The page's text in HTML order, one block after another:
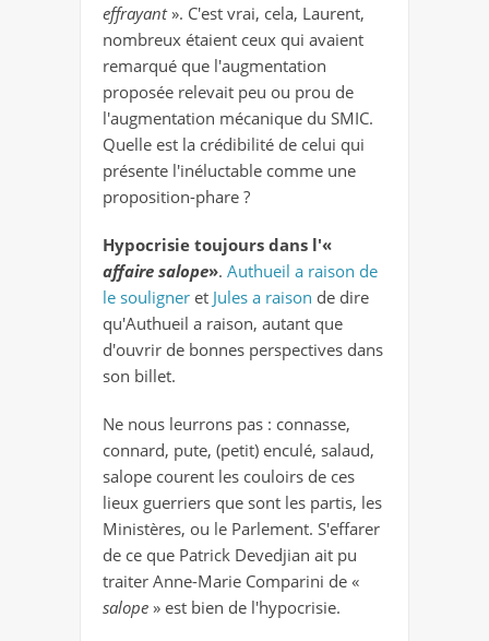
effrayant». C'est vrai, cela, Laurent,
nombreux étaient ceux qui avaient
remarqué que l'augmentation
proposée relevait peu ou prou de
l'augmentation mécanique du SMIC.
Quelle est la crédibilité de celui qui
présente l'inéluctable comme une
proposition-phare ?
Hypocrisie toujours dans l'«
affaire salope». Authueil a raison de
le souligner et Jules a raison de dire
qu'Authueil a raison, autant que
d'ouvrir de bonnes perspectives dans
son billet.
Ne nous leurrons pas : connasse,
connard, pute, (petit) enculé, salaud,
salope courent les couloirs de ces
lieux guerriers que sont les partis, les
Ministères, ou le Parlement. S'effarer
de ce que Patrick Devedjian ait pu
traiter Anne-Marie Comparini de «
salope » est bien de l'hypocrisie.